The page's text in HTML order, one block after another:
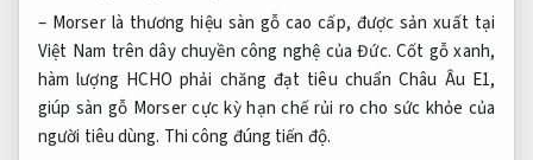
– Morser là thương hiệu sàn gỗ cao cấp, được sản xuất tại
Việt Nam trên dây chuyền công nghệ của Đức. Cốt gỗ xanh,
hàm lượng HCHO phải chăng đạt tiêu chuẩn Châu Âu E1,
giúp sàn gỗ Morser cực kỳ hạn chế rủi ro cho sức khỏe của
người tiêu dùng. Thi công đúng tiến độ.